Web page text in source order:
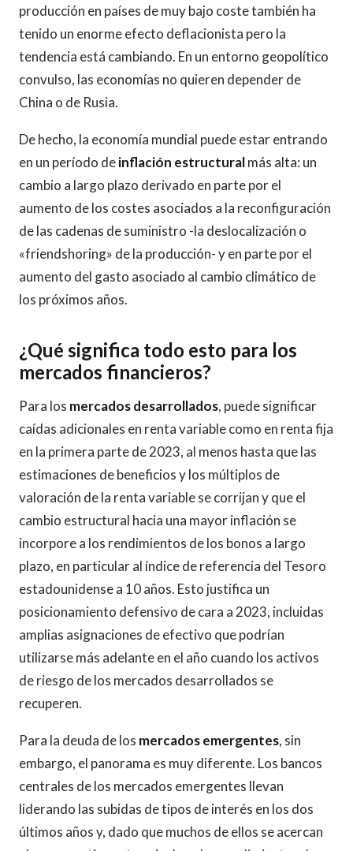
producción en países de muy bajo coste también ha
tenido un enorme efecto deflacionista pero la
tendencia está cambiando. En un entorno geopolítico
convulso, las economías no quieren depender de
China o de Rusia.
De hecho, la economía mundial puede estar entrando
en un período deinflación estructuralmás alta: un
cambio a largo plazo derivado en parte por el
aumento de los costes asociados a la reconfiguración
de las cadenas de suministro -la deslocalización o
«friendshoring» de la producción- y en parte por el
aumento del gasto asociado al cambio climático de
los próximos años.
¿Qué significa todo esto para los
mercados financieros?
Para los mercados desarrollados, puede significar
caídas adicionales en renta variable como en renta fija
en la primera parte de 2023, al menos hasta que las
estimaciones de beneficios y los múltiplos de
valoración de la renta variable se corrijan y que el
cambio estructural hacia una mayor inflación se
incorpore a los rendimientos de los bonos a largo
plazo, en particular al índice de referencia del Tesoro
estadounidense a 10 años. Esto justifica un
posicionamiento defensivo de cara a 2023, incluidas
amplias asignaciones de efectivo que podrían
utilizarse más adelante en el año cuando los activos
de riesgo de los mercados desarrollados se
recuperen.
Para la deuda de los mercados emergentes, sin
embargo, el panorama es muy diferente. Los bancos
centrales de los mercados emergentes llevan
liderando las subidas de tipos de interés en los dos
últimos años y, dado que muchos de ellos se acercan